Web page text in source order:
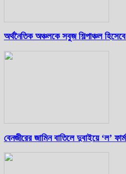
অর্থনৈতিক অঞ্চলকে সবুজ শিল্পাঞ্চল
বেনজীরের জামিন বাতিলে দুবাইয়ে ‌‘ল’